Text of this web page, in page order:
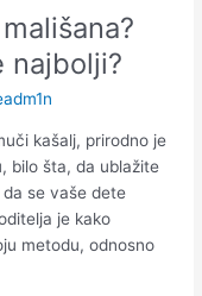
najbolji?
kašalj, prirodno je
bilo šta, da ublažite
se vaše dete
je kako
metodu, odnosno